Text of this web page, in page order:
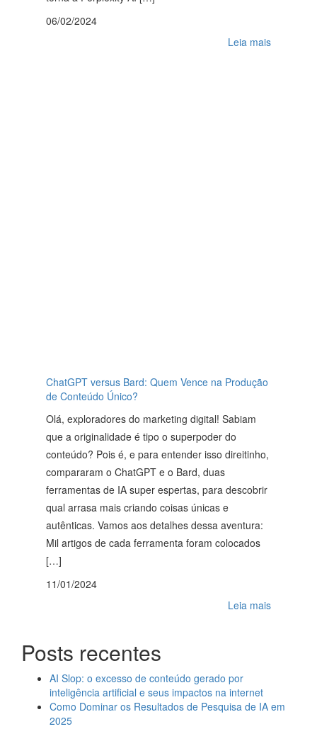
06/02/2024
Leia mais
ChatGPT versus Bard: Quem Vence na Produção
de Conteúdo Único?
Olá, exploradores do marketing digital! Sabiam
que a originalidade é tipo o superpoder do
conteúdo? Pois é, e para entender isso direitinho,
compararam o ChatGPT e o Bard, duas
ferramentas de IA super espertas, para descobrir
qual arrasa mais criando coisas únicas e
autênticas. Vamos aos detalhes dessa aventura:
Mil artigos de cada ferramenta foram colocados
[…]
11/01/2024
Leia mais
Posts recentes
AI Slop: o excesso de conteúdo gerado por
inteligência artificial e seus impactos na internet
Como Dominar os Resultados de Pesquisa de IA em
2025